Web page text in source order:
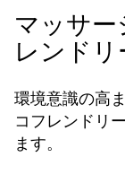
マッサ
レンド
環境意識の高
コフレンドリ
ます。